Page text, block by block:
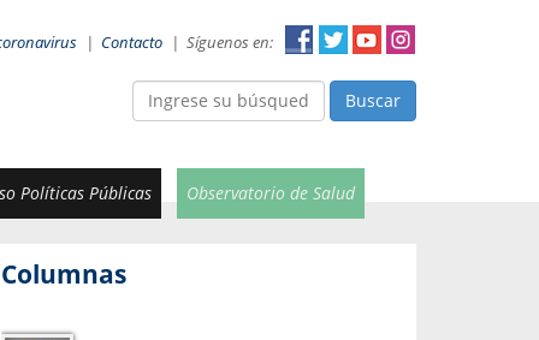
| Contacto | Síguenos en:
Buscar
Políticas Públicas Observatorio de Salud
Columnas